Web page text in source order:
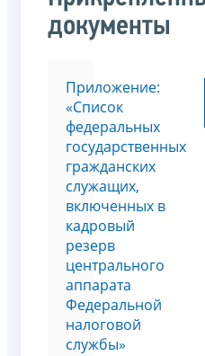
документы
Приложение:
«Список
федеральных
государственных
гражданских
служащих,
включенных в
кадровый
резерв
центрального
аппарата
Федеральной
налоговой
службы»